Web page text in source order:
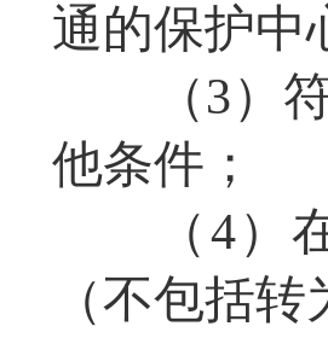
通的保护中
（3）
他条件；
（4
（不包括